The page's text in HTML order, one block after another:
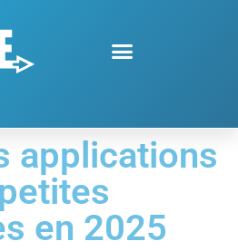
applications
en 2025